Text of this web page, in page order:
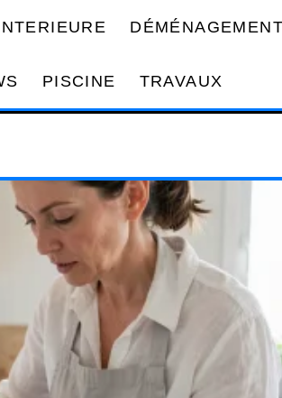
DÉMÉNAGEMENT
PISCINE TRAVAUX